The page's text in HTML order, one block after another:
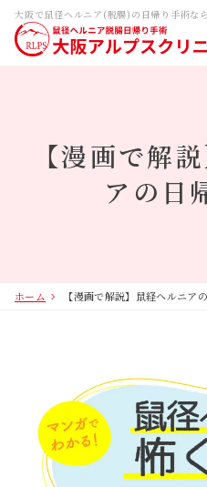
大阪で鼠径ヘルニア(脱腸)の日帰り手術なら
鼠径ヘルニアとは
日帰り手術・費用
当院について
初めての方へ
医療機関の
【漫画で解
アの日
ホーム 【漫画で解説】鼠経ヘルニア